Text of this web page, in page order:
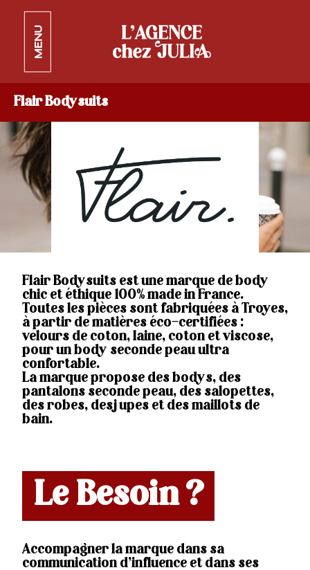
MENU
Flair Bodysuits
Flair Bodysuits est une marque de body
chic et éthique 100% made in France.
Toutes les pièces sont fabriquées à Troyes,
à partir de matières éco-certifiées :
velours de coton, laine, coton et viscose,
pour un body seconde peau ultra
confortable.
La marque propose des bodys, des
pantalons seconde peau, des salopettes,
des robes, des jupes et des maillots de
bain.
Le Besoin ?
Accompagner la marque dans sa
communication d’influence et dans ses